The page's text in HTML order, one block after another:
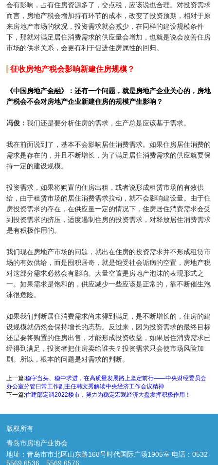
会有影响，占有住房资源多了，交点税，应该说也合理。对投资需求
而言，房地产税会增加持有环节的成本，改变了投资预期，相对于原
来房地产市场的状况，投资需求就会减少，在同样的建设规模条件
下，那就对满足居住消费需求的供应量会增加，也就是说会改善住房
市场的供求关系，会更有利于促进住房属性的回归。
征收房地产税会影响新建住房规模？
《中国房地产金融》：还有一个问题，就是房地产企业关心的，房地
产税会不会对房地产企业新建住房的规模产生影响？
冯俊：我们还是要分析住房的需求，生产总是应该基于需求。
我在前面说到了，基本不会影响居住消费需求。如果住房居住消费的
需求是存在的，并且不断增长，为了满足居住消费需求的供应就要保
持一定的建设规模。
投资需求，如果将购置的住房出租，或者说形成租赁市场的有效供
给，由于租赁市场的居住消费需求拉动，就不会影响建设量。由于住
房投资需求的存在，在供应量一定的情况下，住房居住消费需求会受
到投资需求的挤压，适度遏制住房的投资需求，对释放居住消费需求
是有积极作用的。
我们现在房地产市场的问题，就出在住房的投资需求并不形成租赁市
场的有效供给，而是囤积居奇，就是饱受社会诟病的空置，房地产税
对这部分需求必然会有影响。大量空置是房地产泡沫的表现形式之
一。如果需求是饱和的，供应减少一些应该是正常的，靠不断催生泡
沫很危险。
如果我们判断居住消费需求尚未得到满足，是不断增长的，住房的建
设规模就仍然会保持增长的态势。反过来，因为投资需求的最终目标
还是要将购置的住房出售，才能形成投资收益，如果居住消费需求已
经得到满足，投资者把住房卖给谁去？投资需求只会使市场风险加
剧。所以，根本的问题是对需求的判断。
上一篇:稳字当头、稳中求进，在高质量发展路上坚定前行——中央财经委员会
办公室分管日常工作副主任韩文秀解读中央经济工作会议精神
下一篇:住建部定调2022楼市，努力为稳定宏观经济大盘发挥积极作用！
版权所有
青岛市房地产业协会
地址：青岛市市北区山东路168号时代国际广场1905室 电话：0532-
5569 6536、5569 6576